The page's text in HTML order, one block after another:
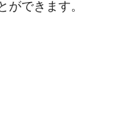
できます。